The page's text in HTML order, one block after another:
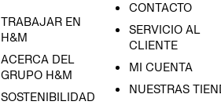
TRABAJAR EN
H&M
ACERCA DEL
GRUPO H&M
SOSTENIBILIDAD
CONTACTO
SERVICIO AL
CLIENTE
MI CUENTA
NUESTRAS